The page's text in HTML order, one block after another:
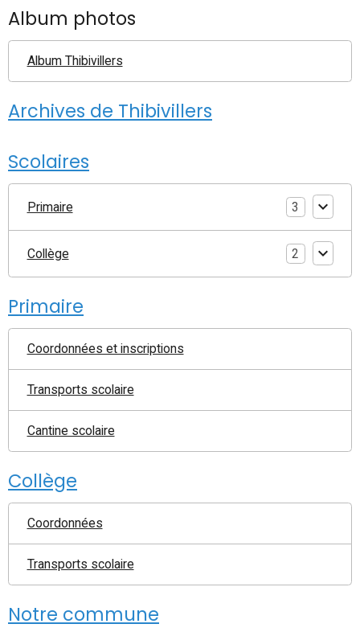
Album photos
Album Thibivillers
Archives de Thibivillers
Scolaires
Primaire 3
Collège 2
Primaire
Coordonnées et inscriptions
Transports scolaire
Cantine scolaire
Collège
Coordonnées
Transports scolaire
Notre commune